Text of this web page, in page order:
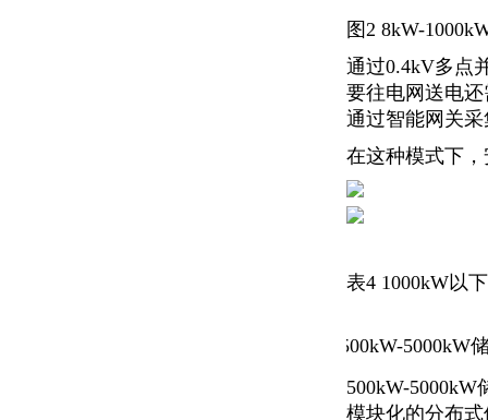
图2 8kW-
通过0.4kV多点
要往电网送电
通过智能网关
在这种模式下
表4 1000kW以
500kW-5000kW
500kW-
模块化的分布